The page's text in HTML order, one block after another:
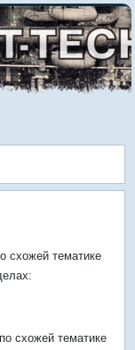
схожей тематике
по схожей тематике